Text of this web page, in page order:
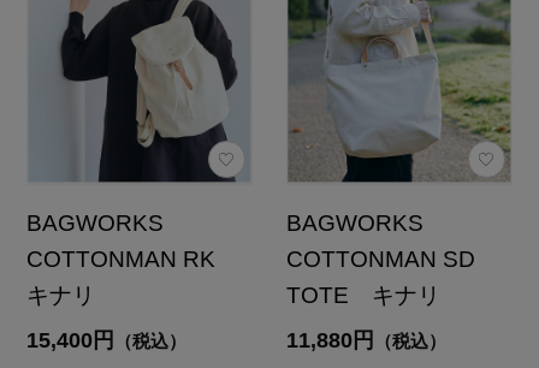
BAGWORKS
COTTONMAN RK
キナリ
15,400円 （税込）
BAGWORKS
COTTONMAN SD
TOTE キナリ
11,880円 （税込）